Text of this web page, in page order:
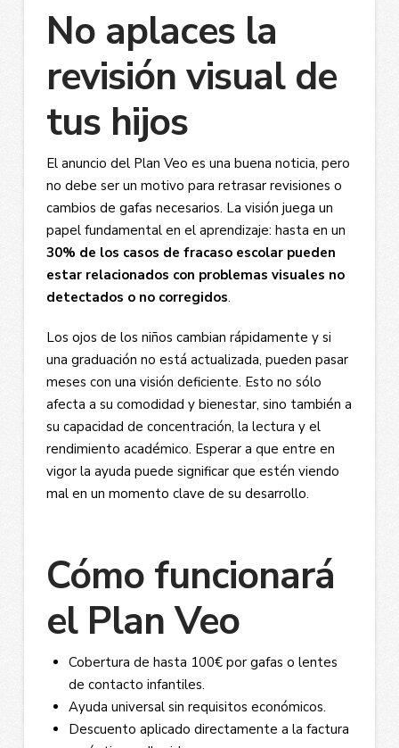
No aplaces la
revisión visual de
tus hijos
El anuncio del Plan Veo es una buena noticia, pero
no debe ser un motivo para retrasar revisiones o
cambios de gafas necesarios. La visión juega un
papel fundamental en el aprendizaje: hasta en un
30% de los casos de fracaso escolar pueden
estar relacionados con problemas visuales no
detectados o no corregidos.
Los ojos de los niños cambian rápidamente y si
una graduación no está actualizada, pueden pasar
meses con una visión deficiente. Esto no sólo
afecta a su comodidad y bienestar, sino también a
su capacidad de concentración, la lectura y el
rendimiento académico. Esperar a que entre en
vigor la ayuda puede significar que estén viendo
mal en un momento clave de su desarrollo.
Cómo funcionará
el Plan Veo
Cobertura de hasta 100€ por gafas o lentes
de contacto infantiles.
Ayuda universal sin requisitos económicos.
Descuento aplicado directamente a la factura